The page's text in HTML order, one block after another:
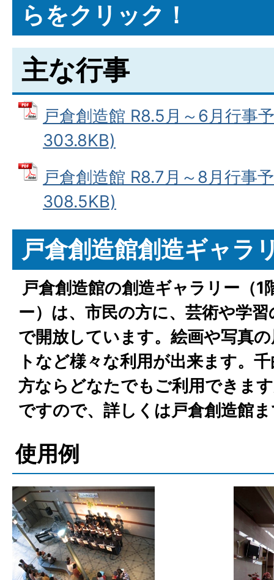
らをクリック！
主な行事
戸倉創造館 R8.5月～6月行事
303.8KB)
戸倉創造館 R8.7月～8月行事
308.5KB)
戸倉創造館創造ギャラ
戸倉創造館の創造ギャラリー（
ー）は、市民の方に、芸術や学
で開放しています。絵画や写真
トなど様々な利用が出来ます。
方ならどなたでもご利用できま
ですので、詳しくは戸倉創造館
使用例